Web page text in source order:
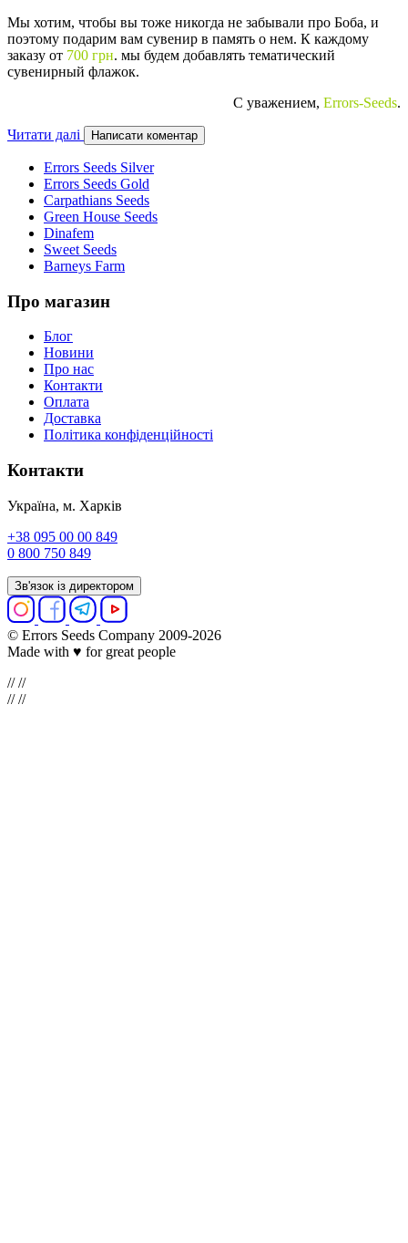
Мы хотим, чтобы вы тоже никогда не забывали про Боба, и
поэтому подарим вам сувенир в память о нем. К каждому
заказу от 700 грн. мы будем добавлять тематический
сувенирный флажок.
С уважением, Errors-Seeds.
Читати далі Написати коментар
Errors Seeds Silver
Errors Seeds Gold
Carpathians Seeds
Green House Seeds
Dinafem
Sweet Seeds
Barneys Farm
Про магазин
Блог
Новини
Про нас
Контакти
Оплата
Доставка
Політика конфіденційності
Контакти
Україна, м. Харків
+38 095 00 00 849
0 800 750 849
Зв'язок із директором
© Errors Seeds Company 2009-2026
Made with ♥ for great people
////
////